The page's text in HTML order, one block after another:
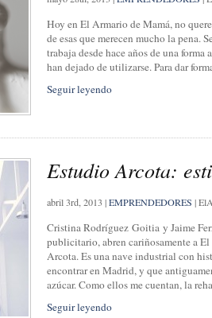
Hoy en El Armario de Mamá, no
de esas que merecen mucho la pena.
trabaja desde hace años de una
han dejado de utilizarse. Para dar
Seguir leyendo
Estudio Arcota:
abril 3rd, 2013|EMPRENDEDORES |
Cristina Rodríguez Goitia y Jaime
publicitario, abren cariñosamente a
Arcota. Es una nave industrial con
encontrar en Madrid, y que
azúcar. Como ellos me cuentan, la
Seguir leyendo